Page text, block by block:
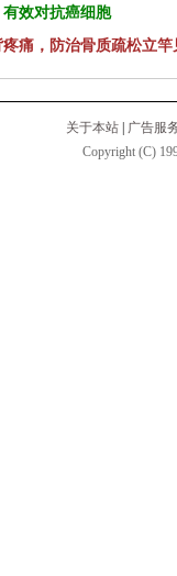
效对抗癌细胞
痛，防治骨质疏松立竿
关于本站
广告服
Copyright (C)